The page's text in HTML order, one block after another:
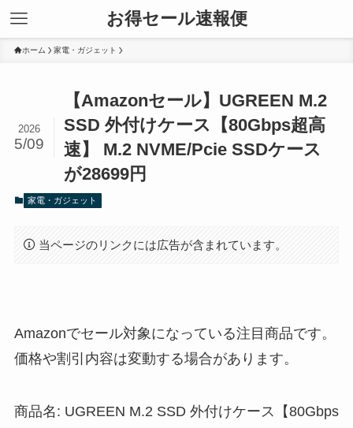
お得セール速報便
ホーム 家電・ガジェット
【Amazonセール】UGREEN M.2
SSD 外付けケース【80Gbps超高
速】 M.2 NVME/Pcie SSDケース
が28699円
2026
5/09
家電・ガジェット
当ページのリンクには広告が含まれています。
Amazonでセール対象になっている注目商品です。
価格や割引内容は変動する場合があります。
商品名: UGREEN M.2 SSD 外付けケース【80Gbps